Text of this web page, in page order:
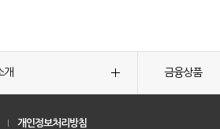
개 금융상품
개인정보처리방침